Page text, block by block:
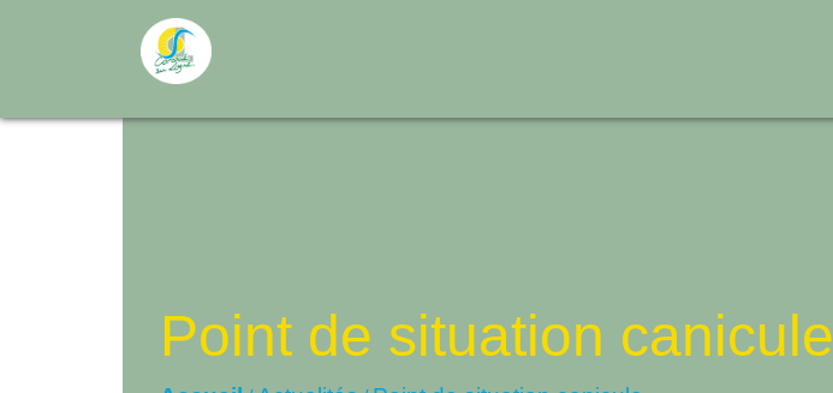
Point de situation canicule